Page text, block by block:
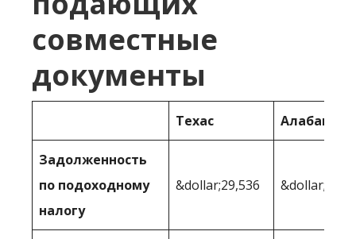
совместные
документы
Техас Алабама
Задолженность
по подоходному
налогу
&dollar;29,536